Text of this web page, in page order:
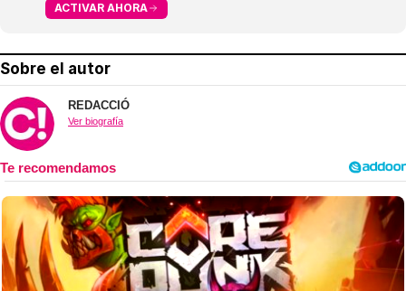
ACTIVAR AHORA
Sobre el autor
REDACCIÓ
Ver biografía